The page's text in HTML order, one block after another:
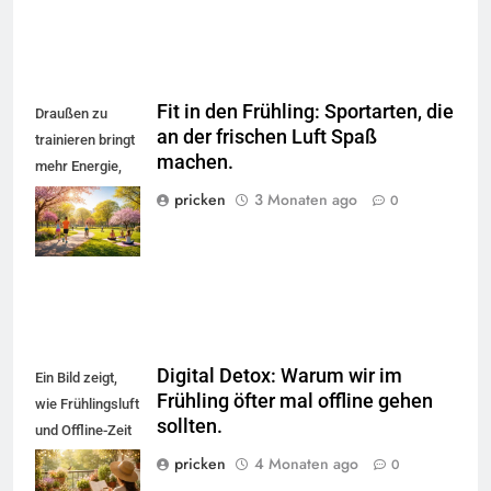
Draußen zu
trainieren bringt
mehr Energie,
gute Laune und
Frische in Kopf
und Kreislauf.
Fit in den Frühling: Sportarten, die
an der frischen Luft Spaß
machen.
pricken
3 Monaten ago 0
Ein Bild zeigt,
wie Frühlingsluft
und Offline-Zeit
zu mehr
Gelassenheit
Digital Detox: Warum wir im
Frühling öfter mal offline gehen
sollten.
pricken
4 Monaten ago 0